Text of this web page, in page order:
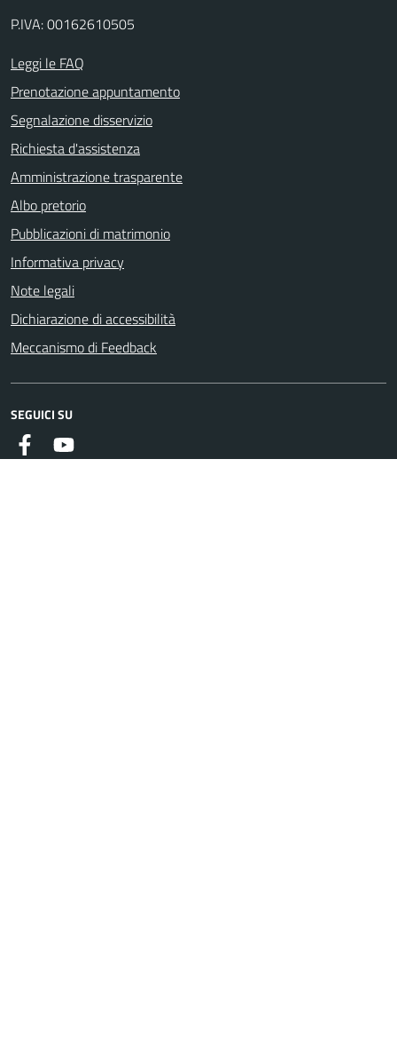
P.IVA: 00162610505
Leggi le FAQ
Prenotazione appuntamento
Segnalazione disservizio
Richiesta d'assistenza
Amministrazione trasparente
Albo pretorio
Pubblicazioni di matrimonio
Informativa privacy
Note legali
Dichiarazione di accessibilità
Meccanismo di Feedback
SEGUICI SU
FacebookYoutube